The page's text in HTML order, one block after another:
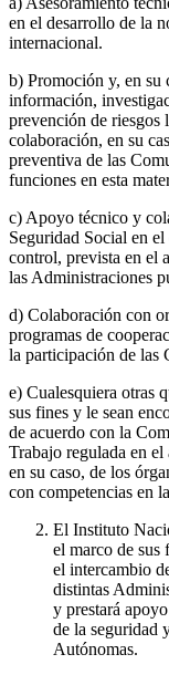
en el desarrollo de la
internacional.
b) Promoción y, en su
información,
prevención de riesgos
colaboración, en su
preventiva de las
funciones en esta
c) Apoyo técnico y
Seguridad Social en
control, prevista en el
las Administraciones
d) Colaboración con
programas de
la participación de las
e) Cualesquiera otras
sus fines y le sean
de acuerdo con la
Trabajo regulada en
en su caso, de los
con competencias en
El Instituto
el marco de sus
el intercambio
distintas
y prestará
de la seguridad
Autónomas.